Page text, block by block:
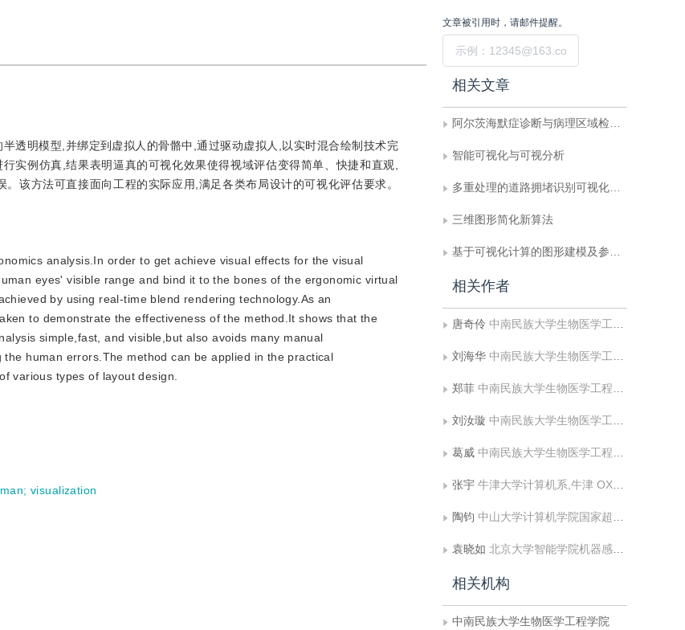
透明模型,并绑定到虚拟人的骨骼中,通过驱动虚拟人,以实时混合绘制技术完
实例仿真,结果表明逼真的可视化效果使得视域评估变得简单、快捷和直观,
该方法可直接面向工程的实际应用,满足各类布局设计的可视化评估要求。
analysis.In order to get achieve visual effects for the visual
eyes' visible range and bind it to the bones of the ergonomic virtual
by using real-time blend rendering technology.As an
to demonstrate the effectiveness of the method.It shows that the
simple,fast, and visible,but also avoids many manual
human errors.The method can be applied in the practical
various types of layout design.
;visualization
文章被引用时，请邮件提醒。
相关文章
阿尔茨海默症诊断与病理区域检测的反事实推理模型
智能可视化与可视分析
多重处理的道路拥堵识别可视化融合分析
三维图形简化新算法
基于可视化计算的图形建模及参数寻优环境的设计与实现
相关作者
唐奇伶 中南民族大学生物医学工程学院
刘海华 中南民族大学生物医学工程学院;医学信息分析及肿瘤诊疗重点实验室
郑菲 中南民族大学生物医学工程学院
刘汝璇 中南民族大学生物医学工程学院
葛威 中南民族大学生物医学工程学院
张宇 牛津大学计算机系,牛津 OX13QD
陶钧 中山大学计算机学院国家超级计算广州中心
袁晓如 北京大学智能学院机器感知与智能教育部重点实验室;北京大学大数据分析与应用技术国家工程实验室
相关机构
中南民族大学生物医学工程学院